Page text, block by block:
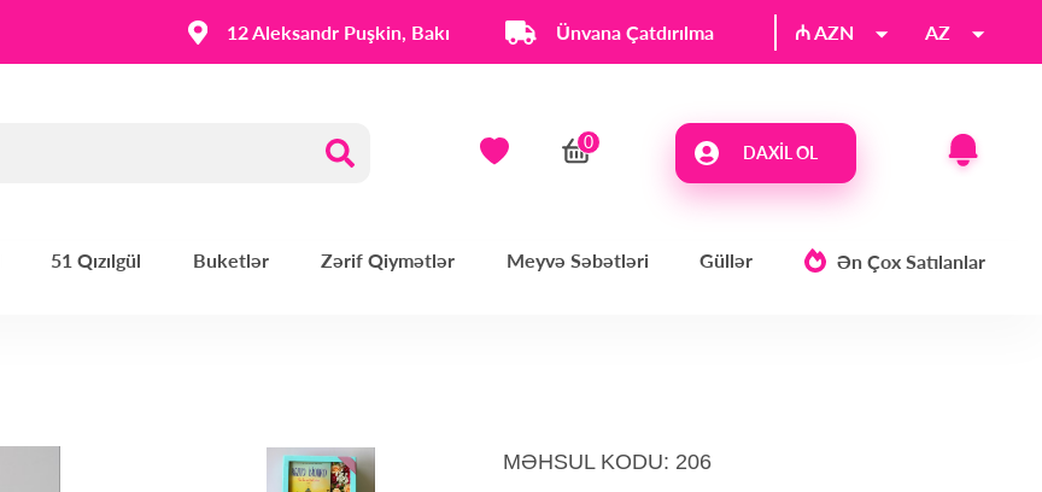
12 Aleksandr Puşkin, Bakı Ünvana Çatdırılma ₼ AZN AZ
DAXIL OL
51 Qızılgül Buketlər Zərif Qiymətlər Meyvə Səbətləri Güllər Ən Çox Satılanlar
MƏHSUL KODU: 206